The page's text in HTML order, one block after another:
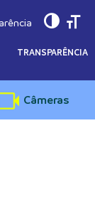
TRANSPARÊNCIA
Câmeras